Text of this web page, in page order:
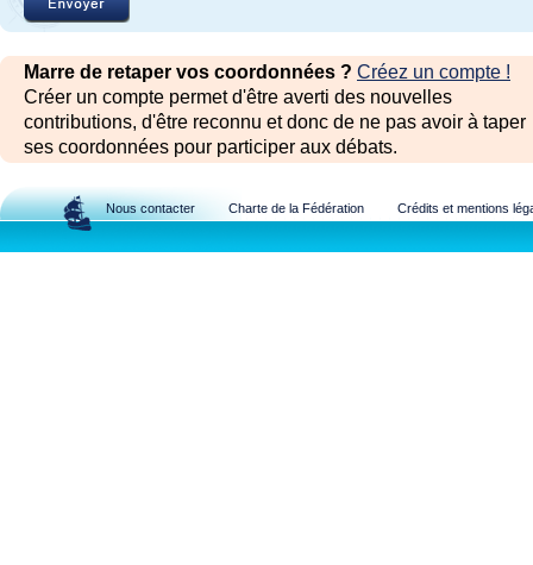
Marre de retaper vos coordonnées ? Créez un compte !
Créer un compte permet d'être averti des nouvelles
contributions, d'être reconnu et donc de ne pas avoir à taper
ses coordonnées pour participer aux débats.
Nous contacter Charte de la Fédération Crédits et mentions